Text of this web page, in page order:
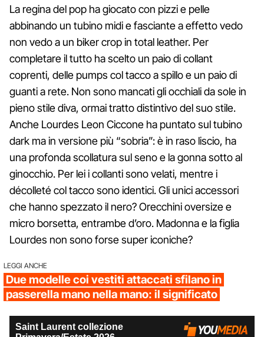
La regina del pop ha giocato con pizzi e pelle
abbinando un tubino midi e fasciante a effetto vedo
non vedo a un biker crop in total leather. Per
completare il tutto ha scelto un paio di collant
coprenti, delle pumps col tacco a spillo e un paio di
guanti a rete. Non sono mancati gli occhiali da sole in
pieno stile diva, ormai tratto distintivo del suo stile.
Anche Lourdes Leon Ciccone ha puntato sul tubino
dark ma in versione più “sobria”: è in raso liscio, ha
una profonda scollatura sul seno e la gonna sotto al
ginocchio. Per lei i collanti sono velati, mentre i
décolleté col tacco sono identici. Gli unici accessori
che hanno spezzato il nero? Orecchini oversize e
micro borsetta, entrambe d’oro. Madonna e la figlia
Lourdes non sono forse super iconiche?
LEGGI ANCHE
Due modelle coi vestiti attaccati sfilano in
passerella mano nella mano: il significato